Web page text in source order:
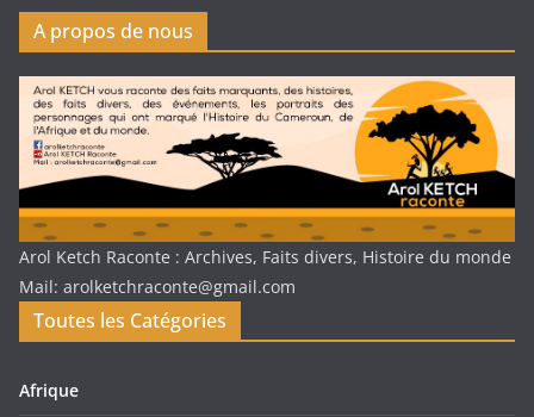
A propos de nous
Arol Ketch Raconte : Archives, Faits divers, Histoire du monde
Mail: arolketchraconte@gmail.com
Toutes les Catégories
Afrique